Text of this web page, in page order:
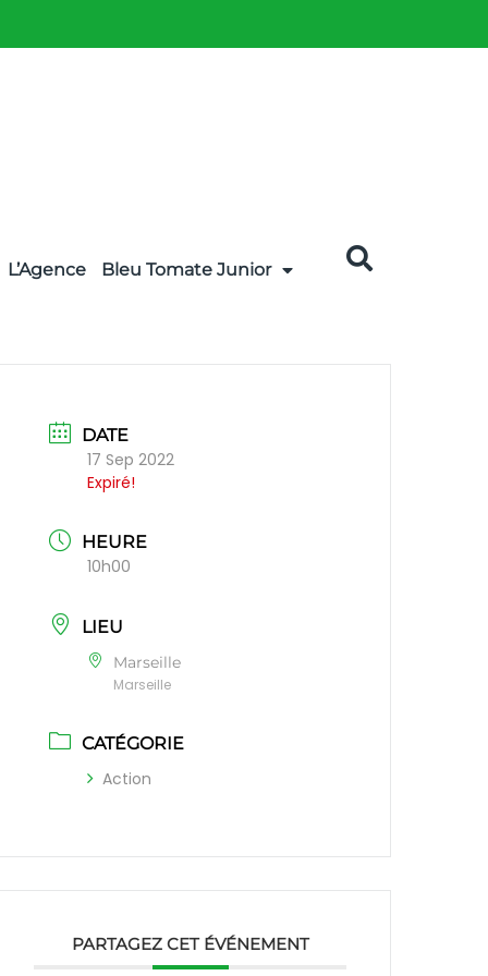
L’Agence Bleu Tomate Junior
DATE
17 Sep 2022
Expiré!
HEURE
10h00
LIEU
Marseille
Marseille
CATÉGORIE
Action
PARTAGEZ CET ÉVÉNEMENT